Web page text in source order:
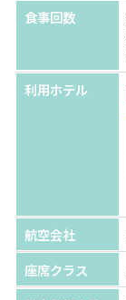
食事回数
利用ホテル
航空会社
座席クラス